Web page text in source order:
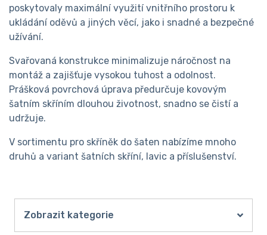
poskytovaly maximální využití vnitřního prostoru k
ukládání oděvů a jiných věcí, jako i snadné a bezpečné
užívání.
Svařovaná konstrukce minimalizuje náročnost na
montáž a zajišťuje vysokou tuhost a odolnost.
Prášková povrchová úprava předurčuje kovovým
šatním skříním dlouhou životnost, snadno se čistí a
udržuje.
V sortimentu pro skříněk do šaten nabízíme mnoho
druhů a variant šatních skříní, lavic a příslušenství.
Zobrazit kategorie